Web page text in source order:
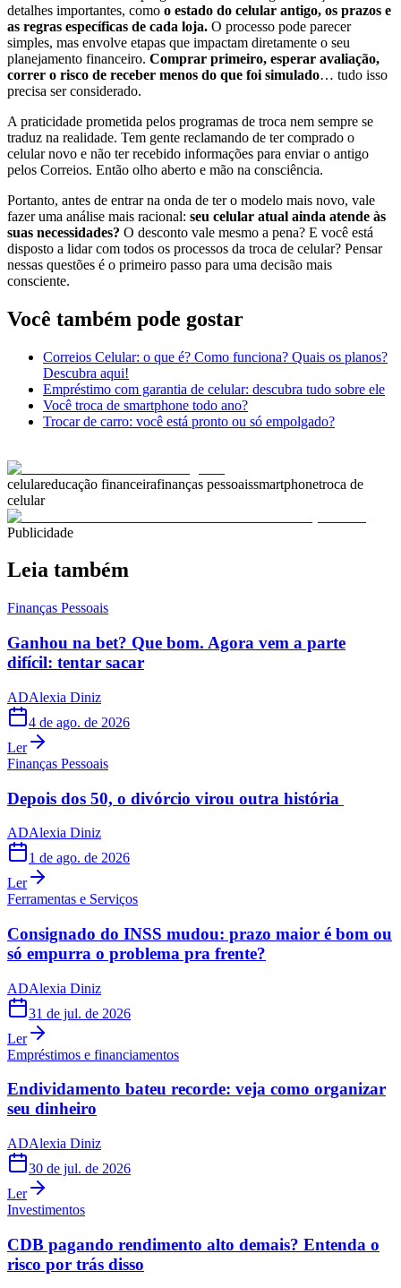
detalhes importantes, como o estado do celular antigo, os prazos e
as regras específicas de cada loja. O processo pode parecer
simples, mas envolve etapas que impactam diretamente o seu
planejamento financeiro. Comprar primeiro, esperar avaliação,
correr o risco de receber menos do que foi simulado… tudo isso
precisa ser considerado.
A praticidade prometida pelos programas de troca nem sempre se
traduz na realidade. Tem gente reclamando de ter comprado o
celular novo e não ter recebido informações para enviar o antigo
pelos Correios. Então olho aberto e mão na consciência.
Portanto, antes de entrar na onda de ter o modelo mais novo, vale
fazer uma análise mais racional: seu celular atual ainda atende às
suas necessidades? O desconto vale mesmo a pena? E você está
disposto a lidar com todos os processos da troca de celular? Pensar
nessas questões é o primeiro passo para uma decisão mais
consciente.
Você também pode gostar
Correios Celular: o que é? Como funciona? Quais os planos?
Descubra aqui!
Empréstimo com garantia de celular: descubra tudo sobre ele
Você troca de smartphone todo ano?
Trocar de carro: você está pronto ou só empolgado?
celulareducação financeirafinanças pessoaissmartphonetroca de
celular
Publicidade
Leia também
Finanças Pessoais
Ganhou na bet? Que bom. Agora vem a parte
difícil: tentar sacar
ADAlexia Diniz
4 de ago. de 2026
Ler
Finanças Pessoais
Depois dos 50, o divórcio virou outra história
ADAlexia Diniz
1 de ago. de 2026
Ler
Ferramentas e Serviços
Consignado do INSS mudou: prazo maior é bom ou
só empurra o problema pra frente?
ADAlexia Diniz
31 de jul. de 2026
Ler
Empréstimos e financiamentos
Endividamento bateu recorde: veja como organizar
seu dinheiro
ADAlexia Diniz
30 de jul. de 2026
Ler
Investimentos
CDB pagando rendimento alto demais? Entenda o
risco por trás disso